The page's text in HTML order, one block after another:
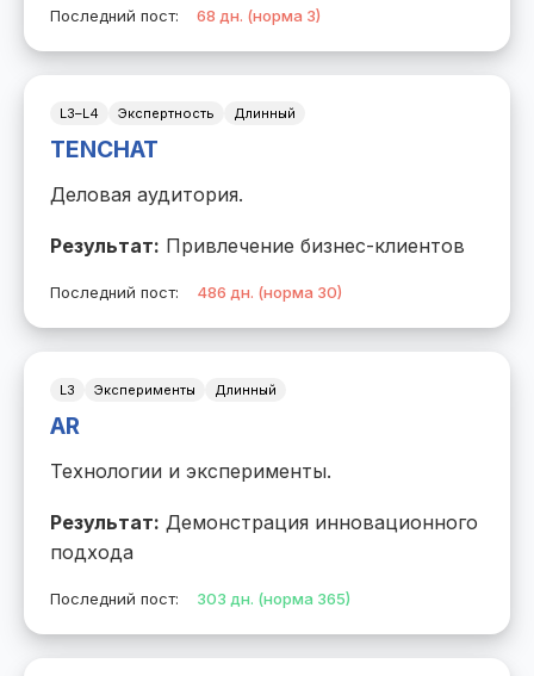
Последний пост: 68 дн. (норма 3)
L3–L4 Экспертность Длинный
TENCHAT
Деловая аудитория.
Результат: Привлечение бизнес-клиентов
Последний пост: 486 дн. (норма 30)
L3 Эксперименты Длинный
AR
Технологии и эксперименты.
Результат: Демонстрация инновационного
подхода
Последний пост: 303 дн. (норма 365)